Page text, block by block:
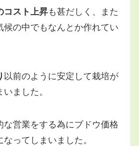
コスト上昇も甚だしく、また
候の中でもなんとか作れてい
以前のように安定して栽培が
ました。
な営業をする為にブドウ価格
ってしまいました。